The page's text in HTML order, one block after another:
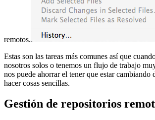
remotos.
Estas son las tareas más comunes así que
nosotros solos o tenemos un flujo de trabajo
nos puede ahorrar el tener que estar cambiando
hacer cosas sencillas.
Gestión de repositorios